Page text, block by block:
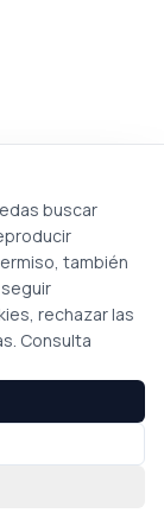
buscar
también
rechazar las
Consulta